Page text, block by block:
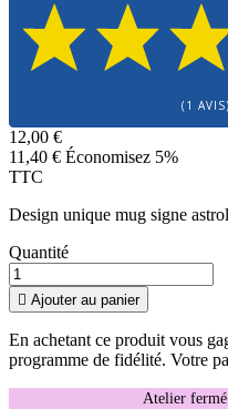
(1 AVIS)
12,00 €
11,40 € Économisez 5%
TTC
Design unique mug signe
Quantité
 Ajouter au panier
En achetant ce produit vous
programme de fidélité. Votre
Atelier